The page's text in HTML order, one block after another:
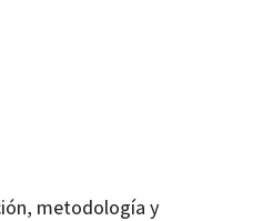
metodología y